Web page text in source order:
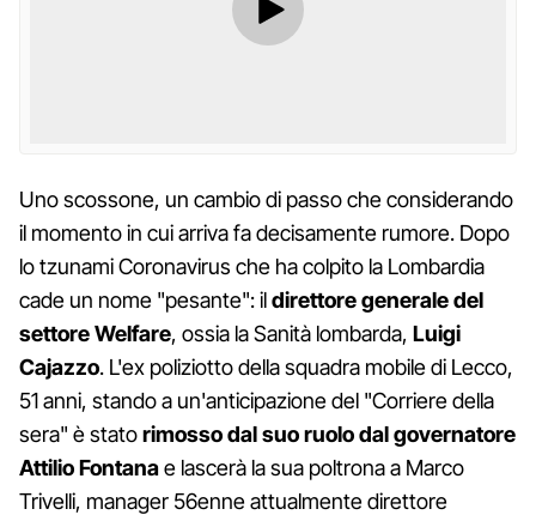
Uno scossone, un cambio di passo che considerando
il momento in cui arriva fa decisamente rumore. Dopo
lo tzunami Coronavirus che ha colpito la Lombardia
cade un nome "pesante": ildirettore generale del
settore Welfare, ossia la Sanità lombarda, Luigi
Cajazzo. L'ex poliziotto della squadra mobile di Lecco,
51 anni, stando a un'anticipazione del "Corriere della
sera" è statorimosso dal suo ruolo dal governatore
Attilio Fontanae lascerà la sua poltrona a Marco
Trivelli, manager 56enne attualmente direttore